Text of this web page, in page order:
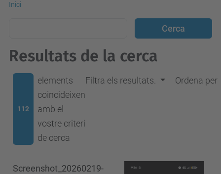
Inici
Resultats de la cerca
112
elements
coincideixen
amb el
vostre criteri
de cerca
Filtra els resultats. Ordena per
Screenshot_20260219-